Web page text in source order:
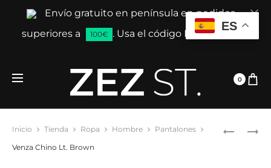
Envío gratuito en península en pedidos
superiores a
100€ . Usa el código ENVIAGRATIS
0
VENZA
Inicio Tienda Ropa Hombre
Pantalones
Venza Chino Lt. Brown
ES